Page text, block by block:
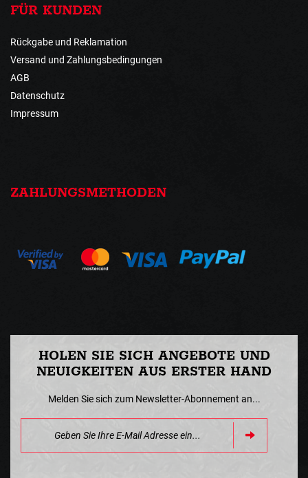
FÜR KUNDEN
Rückgabe und Reklamation
Versand und Zahlungsbedingungen
AGB
Datenschutz
Impressum
ZAHLUNGSMETHODEN
HOLEN SIE SICH ANGEBOTE UND
NEUIGKEITEN AUS ERSTER HAND
Melden Sie sich zum Newsletter-Abonnement an...